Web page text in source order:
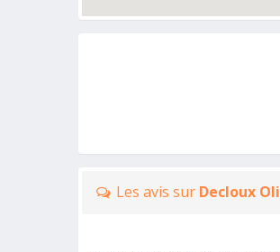
Les avis sur Decloux